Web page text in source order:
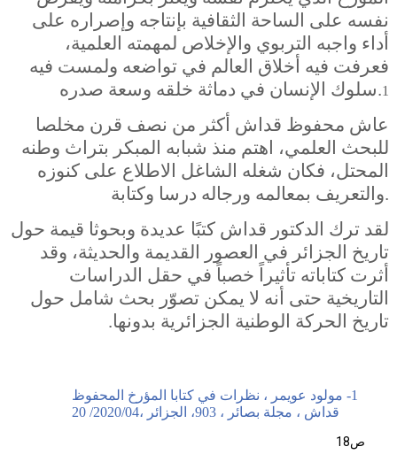
نفسه على الساحة الثقافية بإنتاجه وإصراره على
أداء واجبه التربوي والإخلاص لمهمته العلمية،
فعرفت فيه أخلاق العالم في تواضعه ولمست فيه
سلوك الإنسان في دماثة خلقه وسعة صدره.1
عاش محفوظ قداش أكثر من نصف قرن مخلصا
للبحث العلمي، اهتم منذ شبابه المبكر بتراث وطنه
المحتل، فكان شغله الشاغل الاطلاع على كنوزه
والتعريف بمعالمه ورجاله درسا وكتابة.
لقد ترك الدكتور قداش كتبًا عديدة وبحوثا قيمة حول
تاريخ الجزائر في العصور القديمة والحديثة، وقد
أثرت كتاباته تأثيراً خصباً في حقل الدراسات
التاريخية حتى أنه لا يمكن تصوّر بحث شامل حول
تاريخ الحركة الوطنية الجزائرية بدونها.
1- مولود عويمر ، نظرات في كتابا المؤرخ المحفوظ
قداش ، مجلة بصائر ، 903، الجزائر ،2020/04/ 20
ص18